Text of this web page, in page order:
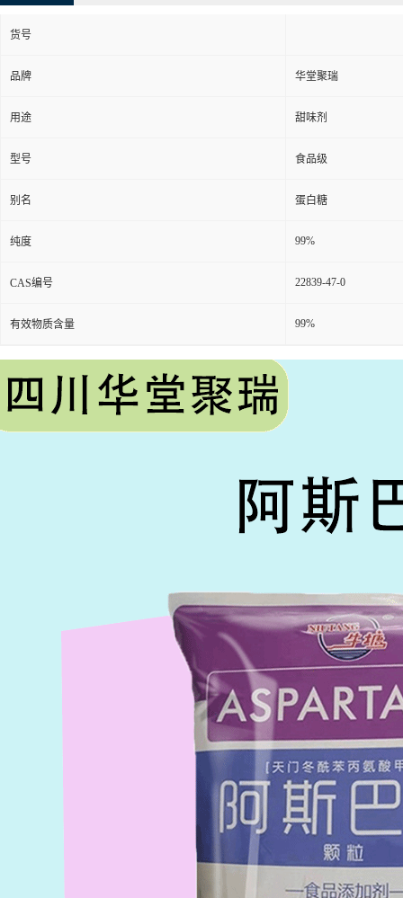
货号
品牌 华堂聚瑞
用途 甜味剂
型号 食品级
别名 蛋白糖
纯度 99%
CAS编号 22839-47-0
有效物质含量 99%